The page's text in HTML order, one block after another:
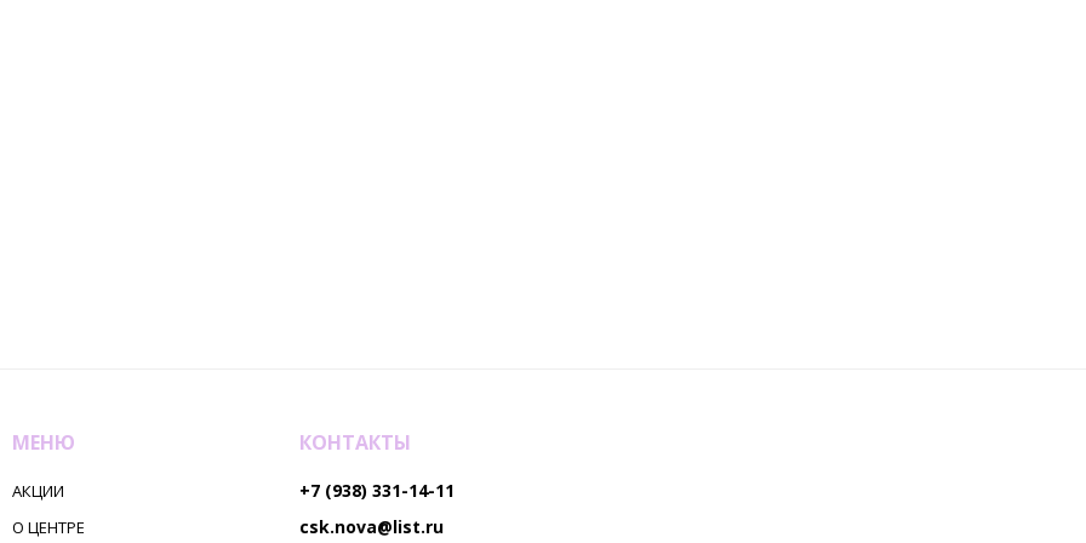
МЕНЮ
АКЦИИ
О ЦЕНТРЕ
КОНТАКТЫ
+7 (938) 331-14-11
csk.nova@list.ru